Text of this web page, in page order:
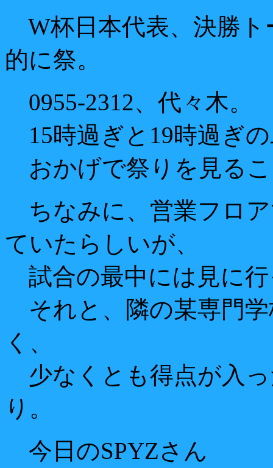
W杯日本代表、決勝ト
的に祭。
0955-2312、代々木。
15時過ぎと19時過ぎ
おかげで祭りを見る
ちなみに、営業フロ
ていたらしいが、
試合の最中には見に
それと、隣の某専門
く、
少なくとも得点が入
り。
今日のSPYZさん